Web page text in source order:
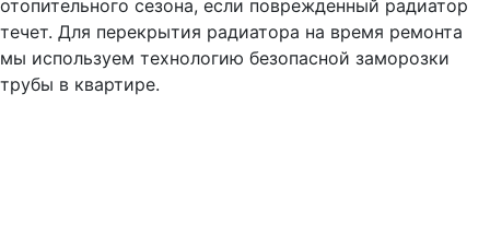
отопительного сезона, если поврежденный радиатор
течет. Для перекрытия радиатора на время ремонта
мы используем технологию безопасной заморозки
трубы в квартире.